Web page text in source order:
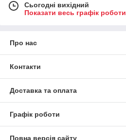
Сьогодні вихідний
Показати весь графік роботи
Про нас
Контакти
Доставка та оплата
Графік роботи
Повна версія сайту